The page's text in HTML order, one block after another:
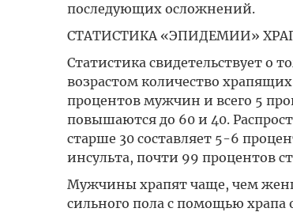
последующих осложнений.
СТАТИСТИКА «ЭПИДЕМИИ»
Статистика свидетельствует о
возрастом количество
процентов мужчин и всего 5
повышаются до 60 и 40.
старше 30 составляет 5-6
инсульта, почти 99 процентов
Мужчины храпят чаще, чем
сильного пола с помощью